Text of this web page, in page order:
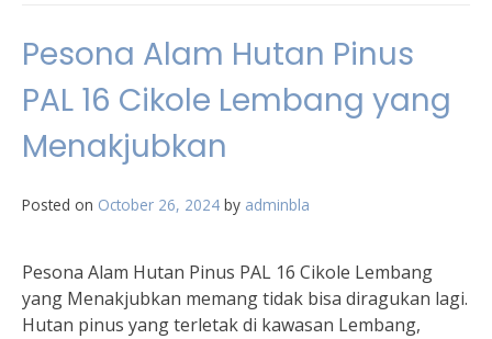
Pesona Alam Hutan Pinus
PAL 16 Cikole Lembang yang
Menakjubkan
Posted on October 26, 2024 by adminbla
Pesona Alam Hutan Pinus PAL 16 Cikole Lembang
yang Menakjubkan memang tidak bisa diragukan lagi.
Hutan pinus yang terletak di kawasan Lembang,